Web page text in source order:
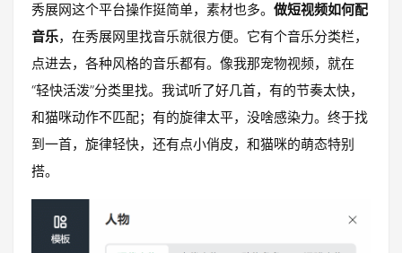
秀展网这个平台操作挺简单，素材也多。 做短视频如何配
音乐，在秀展网里找音乐就很方便。它有个音乐分类栏，
点进去，各种风格的音乐都有。像我那宠物视频，就在
“轻快活泼”分类里找。我试听了好几首，有的节奏太快，
和猫咪动作不匹配；有的旋律太平，没啥感染力。终于找
到一首，旋律轻快，还有点小俏皮，和猫咪的萌态特别
搭。